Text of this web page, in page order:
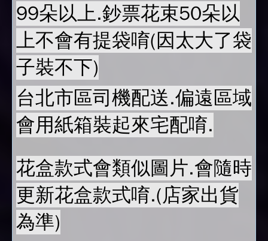
99朵以上.鈔票花束50朵以
上不會有提袋唷(因太大了袋
子裝不下)
台北市區司機配送.偏遠區域
會用紙箱裝起來宅配唷.
花盒款式會類似圖片.會隨時
更新花盒款式唷.(店家出貨
為準)